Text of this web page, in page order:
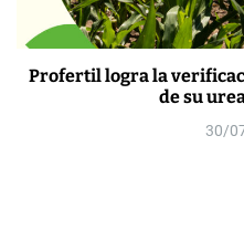
Profertil logra la
de su
30/